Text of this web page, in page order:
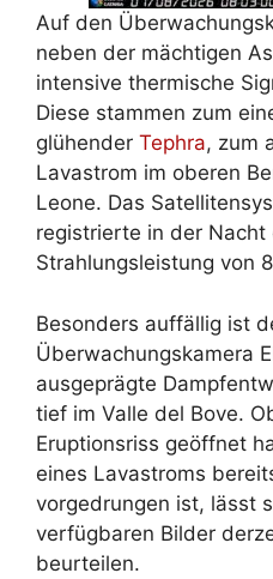
Auf den
neben der mächtigen
intensive thermische
Diese stammen zum
glühender Tephra, zum
Lavastrom im oberen
Leone. Das
registrierte in der Nacht
Strahlungsleistung von
Besonders auffällig ist
Überwachungskamera
ausgeprägte
tief im Valle del Bove.
Eruptionsriss geöffnet
eines Lavastroms
vorgedrungen ist, lässt
verfügbaren Bilder
beurteilen.